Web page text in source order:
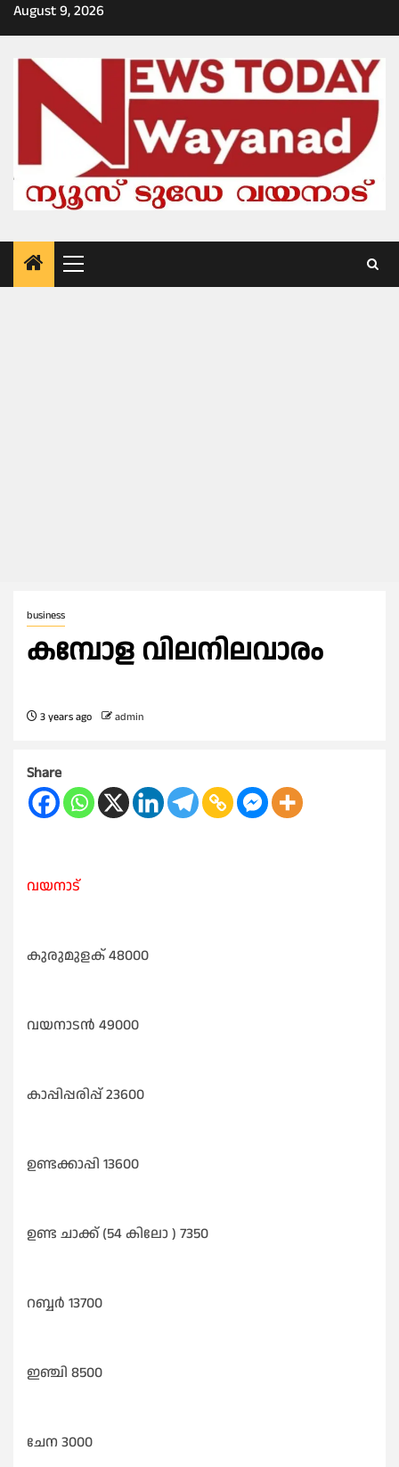
Skip
to
August 9, 2026
Primary
Menu
business
കമ്പോള വിലനിലവാരം
3 years ago admin
Share
വയനാട്
കുരുമുളക് 48000
വയനാടൻ 49000
കാപ്പിപ്പരിപ്പ് 23600
ഉണ്ടക്കാപ്പി 13600
ഉണ്ട ചാക്ക് (54 കിലോ ) 7350
റബ്ബർ 13700
ഇഞ്ചി 8500
ചേന 3000